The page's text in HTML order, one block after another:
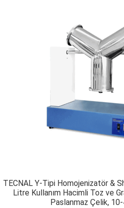
TECNAL Y-Tipi Homojenizatör &
Litre Kullanım Hacimli Toz ve
Paslanmaz Çelik,